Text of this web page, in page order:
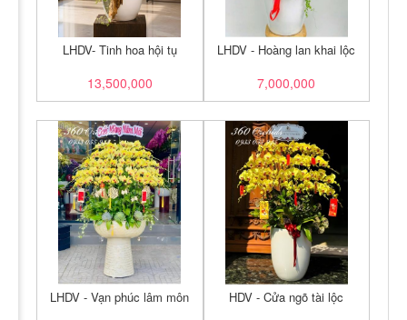
LHDV- Tinh hoa hội tụ
13,500,000
LHDV - Hoàng lan khai lộc
7,000,000
LHDV - Vạn phúc lâm môn HDV - Cửa ngõ tài lộc